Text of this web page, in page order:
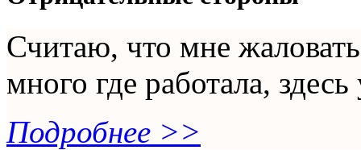
Считаю, что мне
много где работала,
Подробнее >>